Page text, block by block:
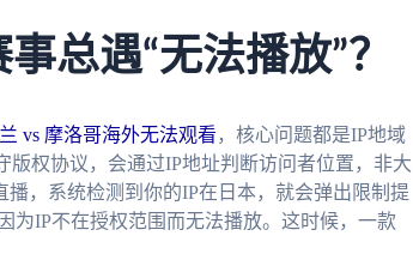
总遇“无法播放”？
vs 摩洛哥海外无法观看 ，核心问题都是IP地域
权协议，会通过IP地址判断访问者位置，非大
，系统检测到你的IP在日本，就会弹出限制提
为IP不在授权范围而无法播放。这时候，一款